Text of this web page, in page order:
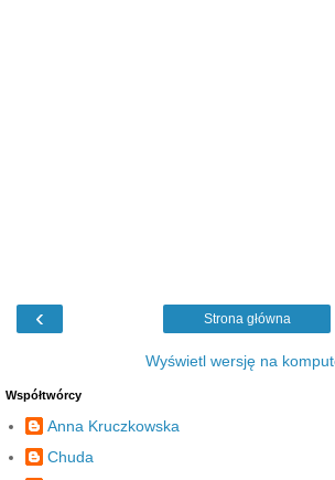
‹ Strona główna
Wyświetl wersję na
Współtwórcy
Anna Kruczkowska
Chuda